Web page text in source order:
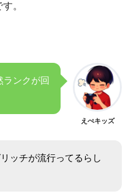
。
ランクが回
えぺキッズ
ッチが流行ってるらし